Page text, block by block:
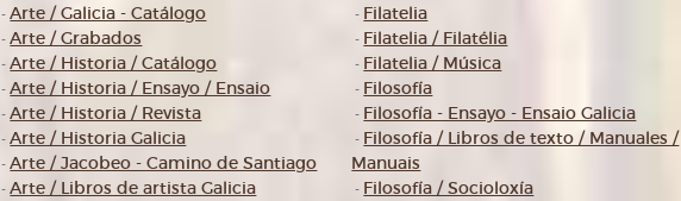
-Arte / Galicia - Catálogo
-Arte / Grabados
-Arte / Historia / Catálogo
-Arte / Historia / Ensayo / Ensaio
-Arte / Historia / Revista
-Arte / Historia Galicia
-Arte / Jacobeo - Camino de Santiago
-Arte / Libros de artista Galicia
- Filatelia
- Filatelia / Filatélia
- Filatelia / Música
- Filosofía
- Filosofía - Ensayo - Ensaio Galicia
- Filosofía / Libros de texto / Manuales /
Manuais
- Filosofía / Socioloxía